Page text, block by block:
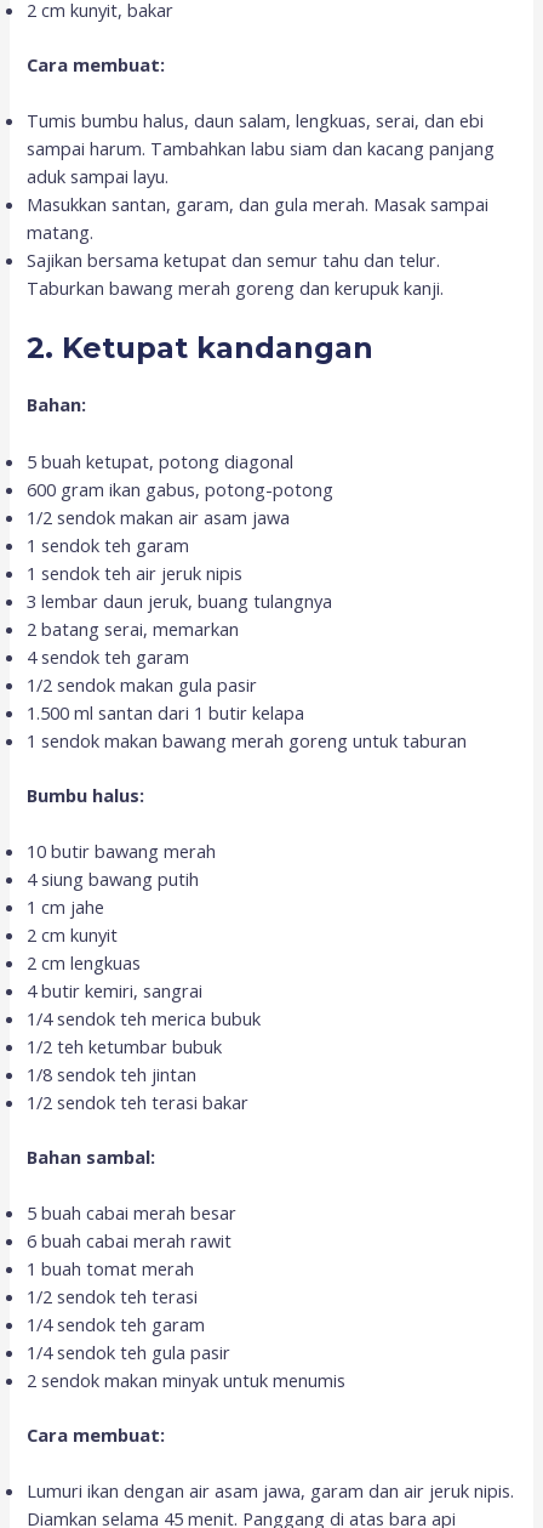
2 cm kunyit, bakar
Cara membuat:
Tumis bumbu halus, daun salam, lengkuas, serai, dan ebi
sampai harum. Tambahkan labu siam dan kacang panjang
aduk sampai layu.
Masukkan santan, garam, dan gula merah. Masak sampai
matang.
Sajikan bersama ketupat dan semur tahu dan telur.
Taburkan bawang merah goreng dan kerupuk kanji.
2. Ketupat kandangan
Bahan:
5 buah ketupat, potong diagonal
600 gram ikan gabus, potong-potong
1/2 sendok makan air asam jawa
1 sendok teh garam
1 sendok teh air jeruk nipis
3 lembar daun jeruk, buang tulangnya
2 batang serai, memarkan
4 sendok teh garam
1/2 sendok makan gula pasir
1.500 ml santan dari 1 butir kelapa
1 sendok makan bawang merah goreng untuk taburan
Bumbu halus:
10 butir bawang merah
4 siung bawang putih
1 cm jahe
2 cm kunyit
2 cm lengkuas
4 butir kemiri, sangrai
1/4 sendok teh merica bubuk
1/2 teh ketumbar bubuk
1/8 sendok teh jintan
1/2 sendok teh terasi bakar
Bahan sambal:
5 buah cabai merah besar
6 buah cabai merah rawit
1 buah tomat merah
1/2 sendok teh terasi
1/4 sendok teh garam
1/4 sendok teh gula pasir
2 sendok makan minyak untuk menumis
Cara membuat:
Lumuri ikan dengan air asam jawa, garam dan air jeruk nipis.
Diamkan selama 45 menit. Panggang di atas bara api